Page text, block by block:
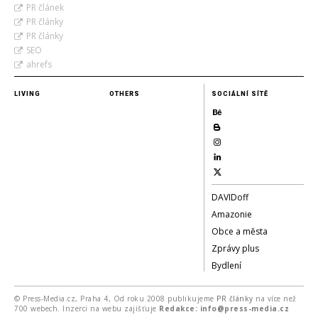
PR článek
PR články
PR články
SEO
ahrefs
LIVING OTHERS SOCIÁLNÍ SÍTĚ
DAVIDoff
Amazonie
Obce a města
Zprávy plus
Bydlení
© Press-Media.cz, Praha 4, Od roku 2008 publikujeme PR články na více než
700 webech. Inzerci na webu zajišťuje Redakce: info@press-media.cz